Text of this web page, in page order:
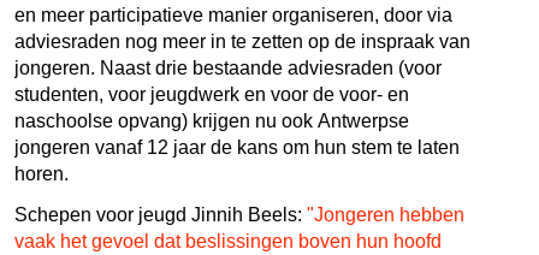
en meer participatieve manier organiseren, door via
adviesraden nog meer in te zetten op de inspraak van
jongeren. Naast drie bestaande adviesraden (voor
studenten, voor jeugdwerk en voor de voor- en
naschoolse opvang) krijgen nu ook Antwerpse
jongeren vanaf 12 jaar de kans om hun stem te laten
horen.
Schepen voor jeugd Jinnih Beels: "Jongeren hebben
vaak het gevoel dat beslissingen boven hun hoofd